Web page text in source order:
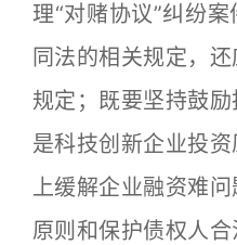
理“对赌协议”纠纷
同法的相关规定，
规定；既要坚持鼓
是科技创新企业投
上缓解企业融资难
原则和保护债权人